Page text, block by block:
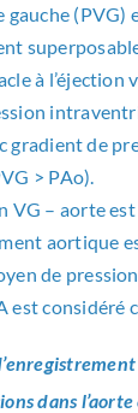
(PVG)
à l’éjection
gradient de
> PAo).
VG – aorte
aortique
de
est considéré
dans